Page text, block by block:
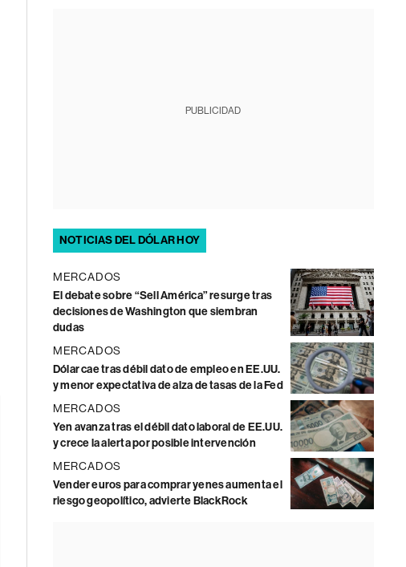
PUBLICIDAD
NOTICIAS DEL DÓLAR HOY
MERCADOS
El debate sobre “Sell América” resurge tras
decisiones de Washington que siembran
dudas
MERCADOS
Dólar cae tras débil dato de empleo en EE.UU.
y menor expectativa de alza de tasas de la Fed
MERCADOS
Yen avanza tras el débil dato laboral de EE.UU.
y crece la alerta por posible intervención
MERCADOS
Vender euros para comprar yenes aumenta el
riesgo geopolítico, advierte BlackRock